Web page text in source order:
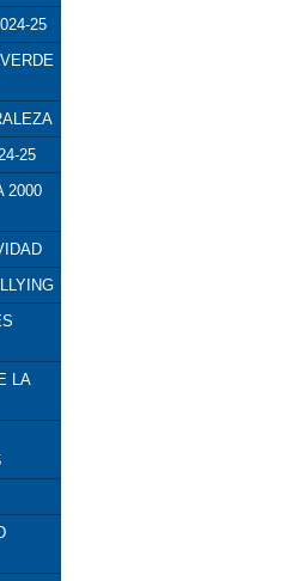
25
25
2000
LA